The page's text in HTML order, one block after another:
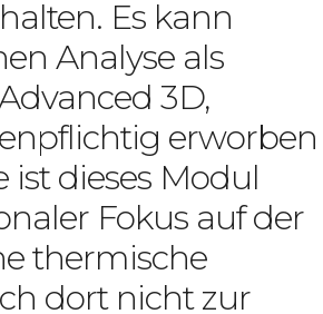
Es kann
Analyse als
3D,
erworben
dieses Modul
Fokus auf der
thermische
dort nicht zur